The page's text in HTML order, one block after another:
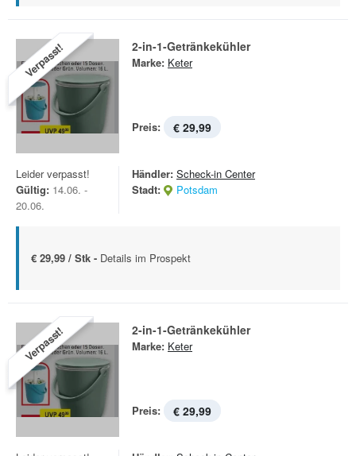
Verpasst! 2-in-1-Getränkekühler
Marke: Keter
Preis: € 29,99
Leider verpasst!
Gültig: 14.06. -
20.06.
Händler: Scheck-in Center
Stadt:
Potsdam
€ 29,99 / Stk - Details im Prospekt
Verpasst! 2-in-1-Getränkekühler
Marke: Keter
Preis: € 29,99